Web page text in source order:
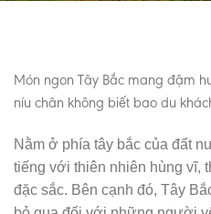
Món ngon Tây Bắc mang đậm
níu chân không biết bao du
Nằm ở phía tây bắc của đất
tiếng với thiên nhiên hùng vĩ,
đặc sắc. Bên cạnh đó, Tây